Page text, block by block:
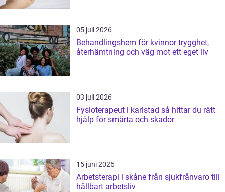
05 juli 2026
Behandlingshem för kvinnor trygghet,
återhämtning och väg mot ett eget liv
03 juli 2026
Fysioterapeut i karlstad så hittar du rätt
hjälp för smärta och skador
15 juni 2026
Arbetsterapi i skåne från sjukfrånvaro till
hållbart arbetsliv